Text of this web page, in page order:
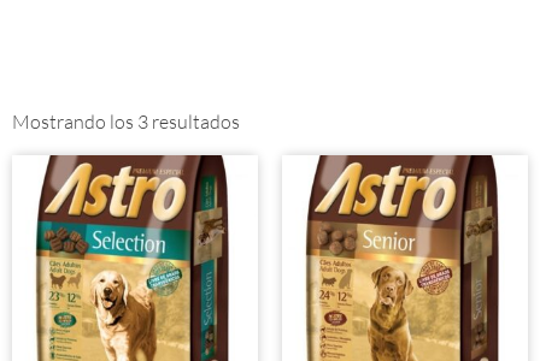
Mostrando los 3 resultados